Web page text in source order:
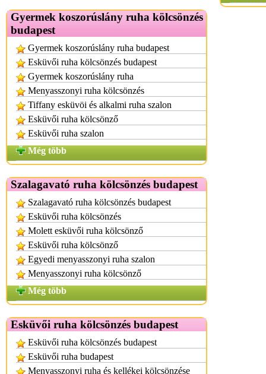
Gyermek koszorúslány ruha kölcsönzés
budapest
Gyermek koszorúslány ruha budapest
Esküvői ruha kölcsönzés budapest
Gyermek koszorúslány ruha
Menyasszonyi ruha kölcsönzés
Tiffany esküvöi és alkalmi ruha szalon
Esküvői ruha kölcsönző
Esküvői ruha szalon
Még több
Szalagavató ruha kölcsönzés budapest
Szalagavató ruha kölcsönzés budapest
Esküvői ruha kölcsönzés
Molett esküvői ruha kölcsönző
Esküvői ruha kölcsönző
Egyedi menyasszonyi ruha szalon
Menyasszonyi ruha kölcsönző
Még több
Esküvői ruha kölcsönzés budapest
Esküvői ruha kölcsönzés budapest
Esküvői ruha budapest
Menyasszonyi ruha és kellékei kölcsönzése